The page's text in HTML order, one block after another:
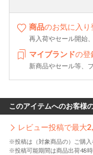
商品のお気に入り
再入荷やセール開始
マイブランドの登
新商品やセール等、
このアイテムへのお客様
レビュー投稿で最大
※投稿は（対象商品の）ご購入
※投稿可能期間は商品出荷48